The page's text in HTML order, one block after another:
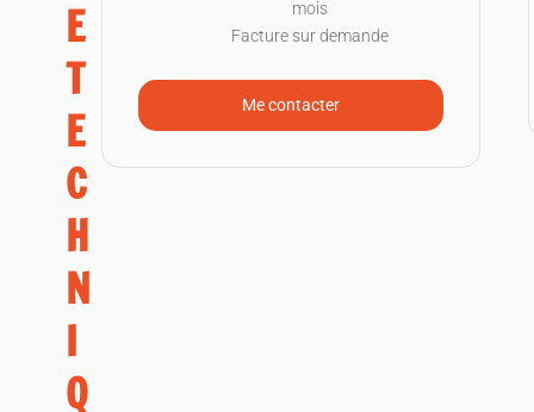
E
T
E
C
H
N
I
Q
mois
Facture sur demande
Me contacter